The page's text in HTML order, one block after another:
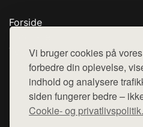
Vi bruger cookies på
forbedre din oplevelse,
indhold og analysere
siden fungerer bedre –
Cookie- og privatlivspolitik.
Forside
Top Rabatter
Blog
Kontakt